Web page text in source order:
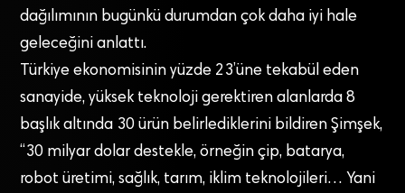
dağılımının bugünkü durumdan çok daha iyi hale
geleceğini anlattı.
Türkiye ekonomisinin yüzde 23’üne tekabül eden
sanayide, yüksek teknoloji gerektiren alanlarda 8
başlık altında 30 ürün belirlediklerini bildiren Şimşek,
“30 milyar dolar destekle, örneğin çip, batarya,
robot üretimi, sağlık, tarım, iklim teknolojileri… Yani